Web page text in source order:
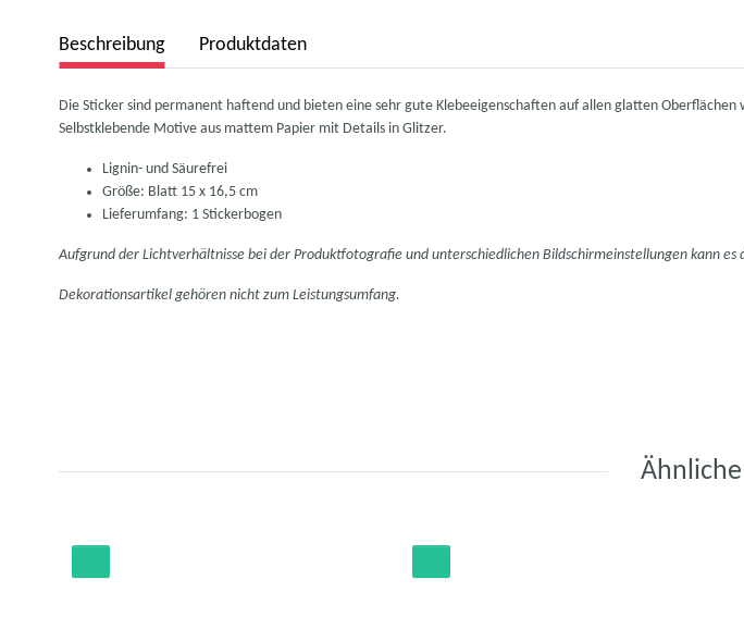
weitere Registerkarten anzeigen
Beschreibung Produktdaten
Die Sticker sind permanent haftend und bieten eine sehr gute Klebeeigenschaften auf allen glatten
Selbstklebende Motive aus mattem Papier mit Details in Glitzer.
Lignin- und Säurefrei
Größe: Blatt 15 x 16,5 cm
Lieferumfang: 1 Stickerbogen
Aufgrund der Lichtverhältnisse bei der Produktfotografie und unterschiedlichen Bildschirmeinstellungen kann
Dekorationsartikel gehören nicht zum Leistungsumfang.